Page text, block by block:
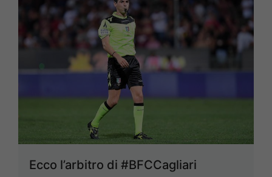
Ecco l’arbitro di #BFCCagliari